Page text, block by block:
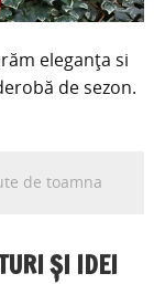
eleganța si
de sezon.
de toamna
ȘI IDEI